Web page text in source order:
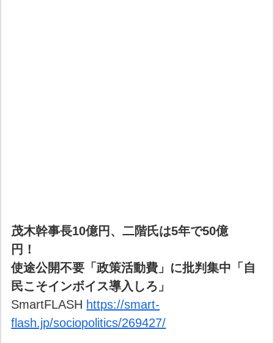
茂木幹事長10億円、二階氏は5年で50億
円！
使途公開不要「政策活動費」に批判集中「自
民こそインボイス導入しろ」
SmartFLASH https://smart-
flash.jp/sociopolitics/269427/